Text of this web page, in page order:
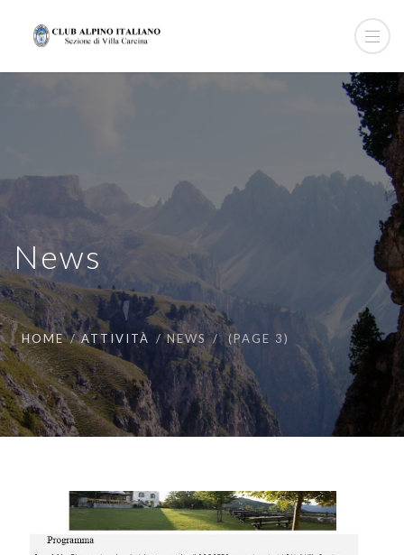
News
HOME ATTIVITÀ NEWS (PAGE 3)